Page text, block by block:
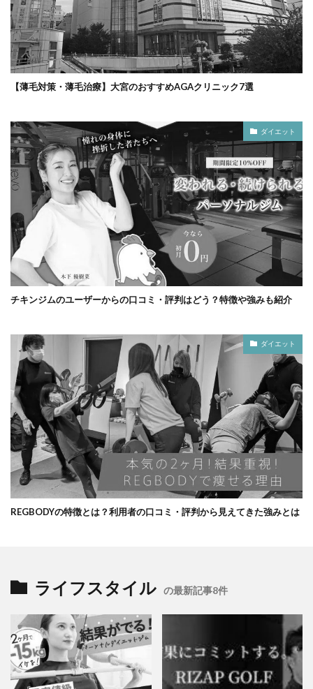
【薄毛対策・薄毛治療】大宮のおすすめAGAクリニック7選
ダイエット
チキンジムのユーザーからの口コミ・評判はどう？特徴や強みも紹介
ダイエット
REGBODYの特徴とは？利用者の口コミ・評判から見えてきた強みとは
ライフスタイル の最新記事8件